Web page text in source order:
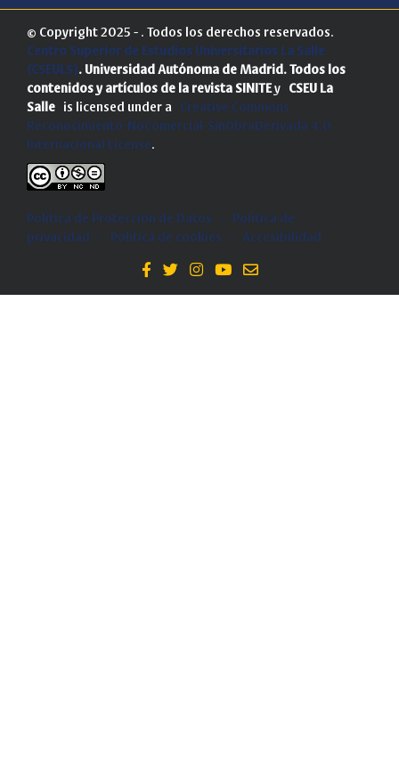
© Copyright 2025 - . Todos los derechos reservados.
Centro Superior de Estudios Universitarios La Salle
(CSEULS). Universidad Autónoma de Madrid. Todos los
contenidos y artículos de la revista SINITEy CSEU La
Salle is licensed under a Creative Commons
Reconocimiento-NoComercial-SinObraDerivada 4.0
Internacional License.
Política de Protección de Datos -
Politica de
privacidad
- Política de cookies - Accesibilidad